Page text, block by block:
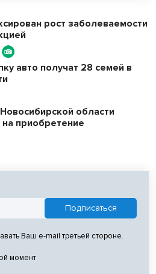
рост заболеваемости
авто получат 28 семей в
области
приобретение
Ваш e-mail третьей стороне.
момент